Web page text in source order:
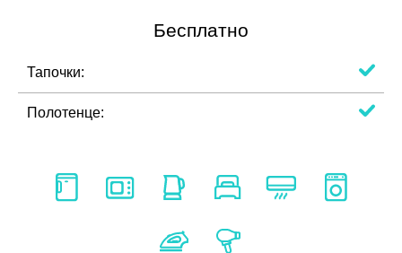
Бесплатно
Тапочки:
Полотенце: